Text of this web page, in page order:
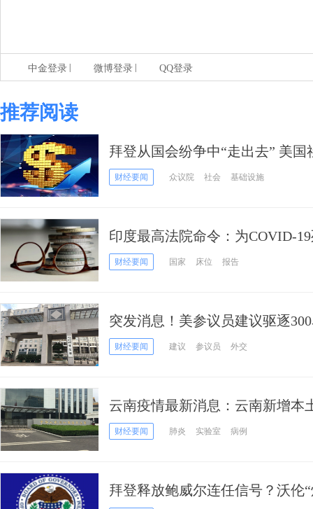
中金登录 微博登录 QQ登录
推荐阅读
拜登从国会纷争中“走出去” 美
总统启程密歇根州争取公众支持
财经要闻 众议院 社会 基础设施
印度最高法院命令：为COVID-
印度死亡记录已有449,260例
财经要闻 国家 床位 报告
突发消息！美参议员建议驱逐
如将300名俄罗斯外交官驱逐出
财经要闻 建议 参议员 外交
云南疫情最新消息：云南新增本
境外输入确诊13例、无症状感染
财经要闻 肺炎 实验室 病例
拜登释放鲍威尔连任信号？沃伦